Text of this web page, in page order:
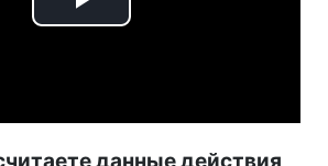
Play
данные действия